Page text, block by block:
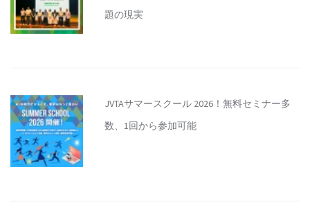
題の現実
JVTAサマースクール 2026！無料セミナー多
数、1回から参加可能